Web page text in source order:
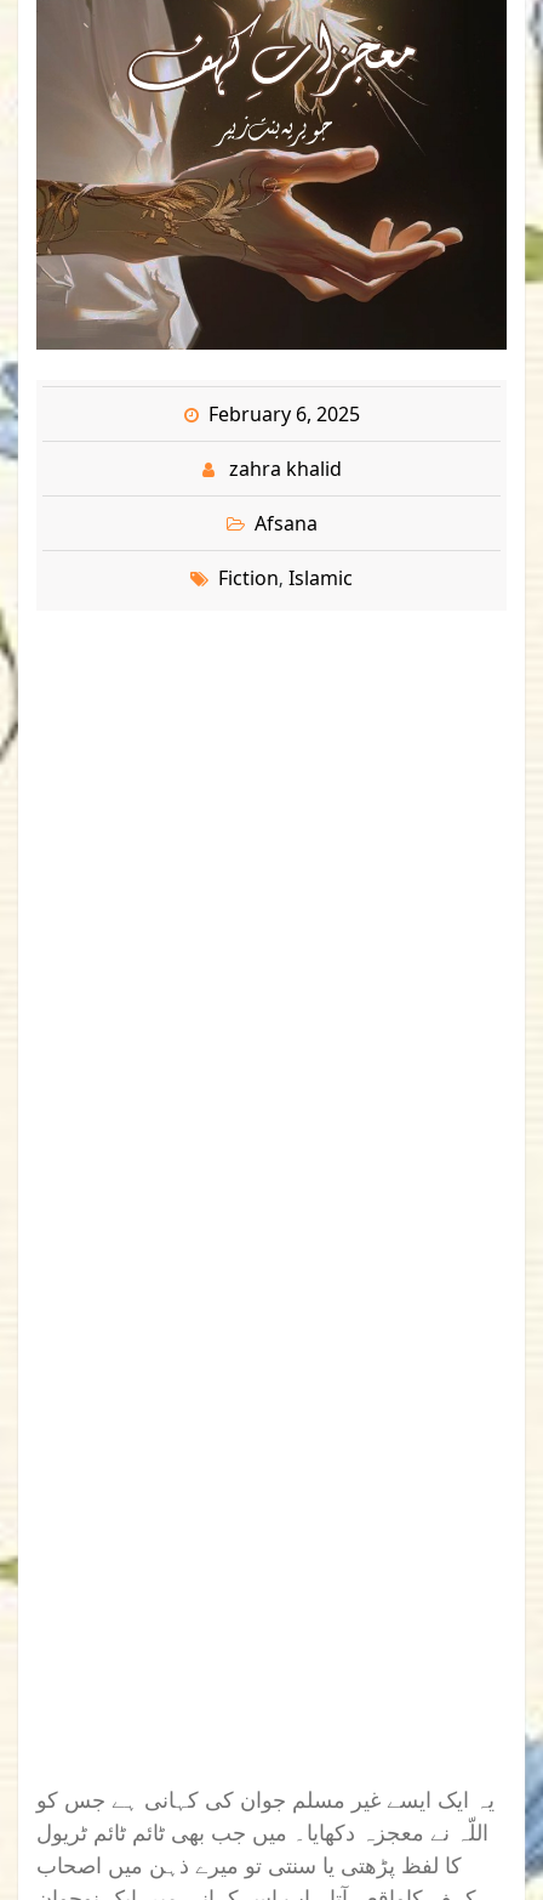
February 6, 2025
zahra khalid
Afsana
Fiction, Islamic
یہ ایک ایسے غیر مسلم جوان کی کہانی ہے جس کو
اللّہ نے معجزہ دکھایا۔ میں جب بھی ٹائم ٹائم ٹریول
کا لفظ پڑھتی یا سنتی تو میرے ذہن میں اصحاب